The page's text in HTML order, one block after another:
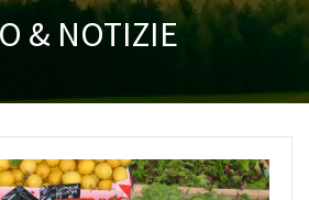
& NOTIZIE